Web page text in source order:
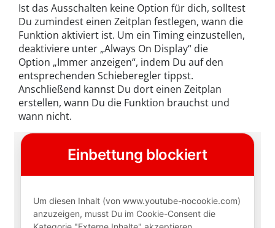
Ist das Ausschalten keine Option für dich, solltest
Du zumindest einen Zeitplan festlegen, wann die
Funktion aktiviert ist. Um ein Timing einzustellen,
deaktiviere unter „Always On Display“ die
Option „Immer anzeigen“, indem Du auf den
entsprechenden Schieberegler tippst.
Anschließend kannst Du dort einen Zeitplan
erstellen, wann Du die Funktion brauchst und
wann nicht.